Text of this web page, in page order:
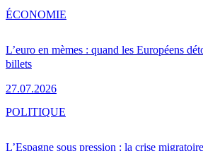
L’euro en mèmes : quand les Européens
billets
27.07.2026
ÉCONOMIE
L’Espagne sous pression : la crise
POLITIQUE